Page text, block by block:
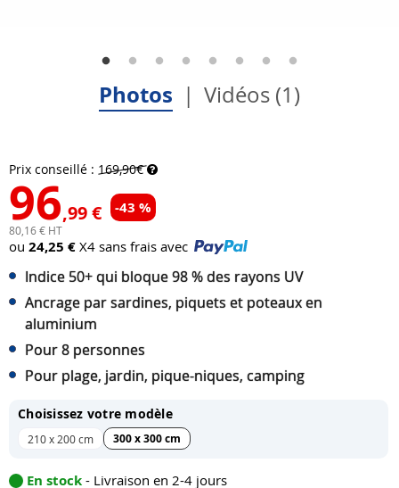
Photos Vidéos (1)
Prix conseillé : 169,90€
96,99 € -43 %
80,16 € HT
ou 24,25 € X4 sans frais avec
Indice 50+ qui bloque 98 % des rayons UV
Ancrage par sardines, piquets et poteaux en
aluminium
Pour 8 personnes
Pour plage, jardin, pique-niques, camping
Choisissez votre modèle
210 x 200 cm 300 x 300 cm
En stock - Livraison en 2-4 jours